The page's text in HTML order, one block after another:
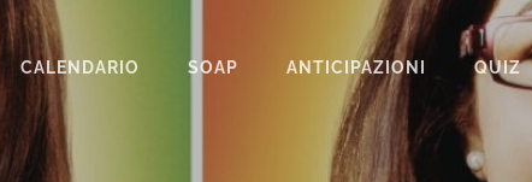
CALENDARIO SOAP ANTICIPAZIONI QUIZ